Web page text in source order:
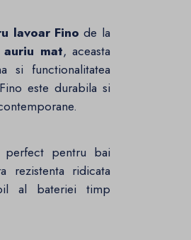
lavoar Fino de la
auriu mat, aceasta
si functionalitatea
este durabila si
perfect pentru bai
rezistenta ridicata
al bateriei timp